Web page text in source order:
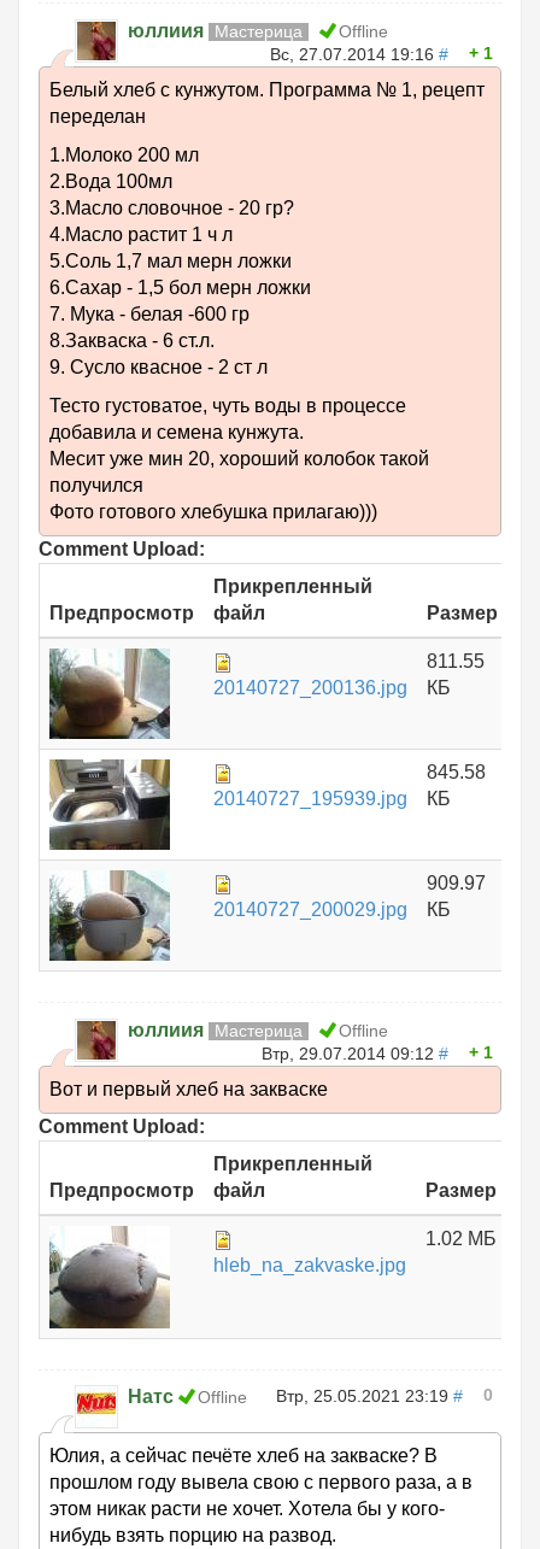
юллиия Мастерица
Offline
Вс, 27.07.2014 19:16 # 1
Белый хлеб с кунжутом. Программа № 1, рецепт
переделан
1.Молоко 200 мл
2.Вода 100мл
3.Масло словочное - 20 гр?
4.Масло растит 1 ч л
5.Соль 1,7 мал мерн ложки
6.Сахар - 1,5 бол мерн ложки
7. Мука - белая -600 гр
8.Закваска - 6 ст.л.
9. Сусло квасное - 2 ст л
Тесто густоватое, чуть воды в процессе
добавила и семена кунжута.
Месит уже мин 20, хороший колобок такой
получился
Фото готового хлебушка прилагаю)))
Comment Upload:
Предпросмотр
Прикрепленный
файл
Размер
20140727_200136.jpg
811.55
КБ
20140727_195939.jpg
845.58
КБ
20140727_200029.jpg
909.97
КБ
юллиия Мастерица
Offline
Втр, 29.07.2014 09:12 # 1
Вот и первый хлеб на закваске
Comment Upload:
Предпросмотр
Прикрепленный
файл
Размер
hleb_na_zakvaske.jpg
1.02 МБ
Натс Offline Втр, 25.05.2021 23:19 # 0
Юлия, а сейчас печёте хлеб на закваске? В
прошлом году вывела свою с первого раза, а в
этом никак расти не хочет. Хотела бы у кого-
нибудь взять порцию на развод.